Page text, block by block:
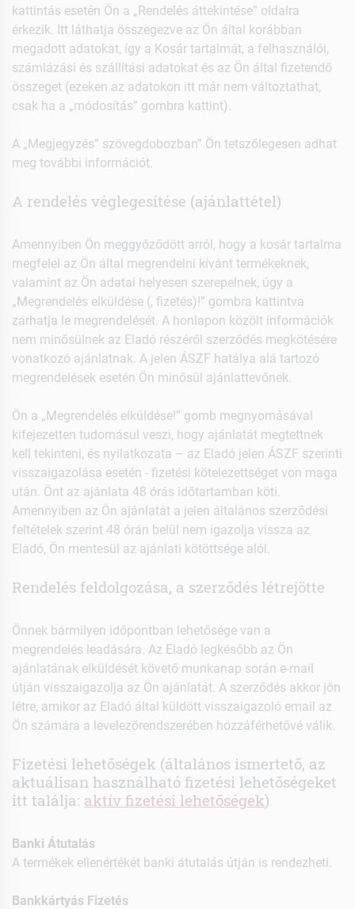
kattintás esetén Ön a „Rendelés áttekintése” oldalra
érkezik. Itt láthatja összegezve az Ön által korábban
megadott adatokat, így a Kosár tartalmát, a felhasználói,
számlázási és szállítási adatokat és az Ön által fizetendő
összeget (ezeken az adatokon itt már nem változtathat,
csak ha a „módosítás” gombra kattint).
A „Megjegyzés” szövegdobozban” Ön tetszőlegesen adhat
meg további információt.
A rendelés véglegesítése (ajánlattétel)
Amennyiben Ön meggyőződött arról, hogy a kosár tartalma
megfelel az Ön által megrendelni kívánt termékeknek,
valamint az Ön adatai helyesen szerepelnek, úgy a
„Megrendelés elküldése (, fizetés)!” gombra kattintva
zárhatja le megrendelését. A honlapon közölt információk
nem minősülnek az Eladó részéről szerződés megkötésére
vonatkozó ajánlatnak. A jelen ÁSZF hatálya alá tartozó
megrendelések esetén Ön minősül ajánlattevőnek.
Ön a „Megrendelés elküldése!” gomb megnyomásával
kifejezetten tudomásul veszi, hogy ajánlatát megtettnek
kell tekinteni, és nyilatkozata – az Eladó jelen ÁSZF szerinti
visszaigazolása esetén - fizetési kötelezettséget von maga
után. Önt az ajánlata 48 órás időtartamban köti.
Amennyiben az Ön ajánlatát a jelen általános szerződési
feltételek szerint 48 órán belül nem igazolja vissza az
Eladó, Ön mentesül az ajánlati kötöttsége alól.
Rendelés feldolgozása, a szerződés létrejötte
Önnek bármilyen időpontban lehetősége van a
megrendelés leadására. Az Eladó legkésőbb az Ön
ajánlatának elküldését követő munkanap során e-mail
útján visszaigazolja az Ön ajánlatát. A szerződés akkor jön
létre, amikor az Eladó által küldött visszaigazoló email az
Ön számára a levelezőrendszerében hozzáférhetővé válik.
Fizetési lehetőségek (általános ismertető, az
aktuálisan használható fizetési lehetőségeket
itt találja: aktív fizetési lehetőségek)
Banki Átutalás
A termékek ellenértékét banki átutalás útján is rendezheti.
Bankkártyás Fizetés